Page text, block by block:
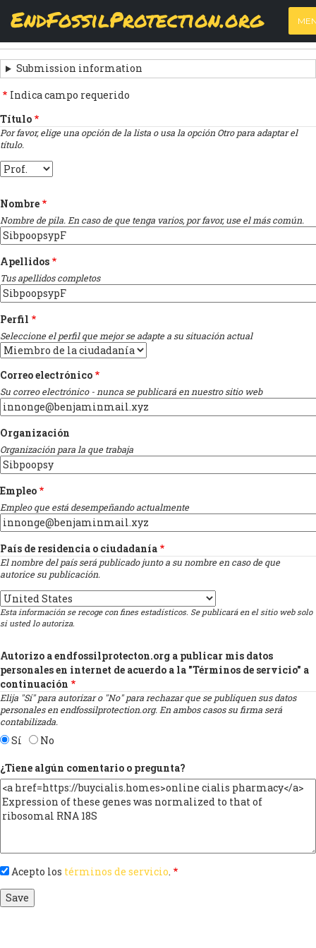
content
EndFossilProtection.org
MAIN
NAVIGATION
PRIMARY
TABS
View
(active
tab)
Results
SUBMISSION
NAVIGATION
LINKS
FOR
FIRME
LA
Submission information
Indica campo requerido
Título
Por favor, elige una opción de la lista o usa la opción Otro para adaptar el
título.
Título
Nombre
Nombre de pila. En caso de que tenga varios, por favor, use el más común.
Apellidos
Tus apellidos completos
Perfil
Seleccione el perfil que mejor se adapte a su situación actual
Correo electrónico
Su correo electrónico - nunca se publicará en nuestro sitio web
Organización
Organización para la que trabaja
Empleo
Empleo que está desempeñando actualmente
País de residencia o ciudadanía
El nombre del país será publicado junto a su nombre en caso de que
autorice su publicación.
Country
Esta información se recoge con fines estadísticos. Se publicará en el sitio web solo
si usted lo autoriza.
Autorizo a endfossilprotecton.org a publicar mis datos
personales en internet de acuerdo a la "Términos de servicio" a
continuación
Elija "Sí" para autorizar o "No" para rechazar que se publiquen sus datos
personales en endfossilprotection.org. En ambos casos su firma será
contabilizada.
Sí No
¿Tiene algún comentario o pregunta?
Acepto los términos de servicio.